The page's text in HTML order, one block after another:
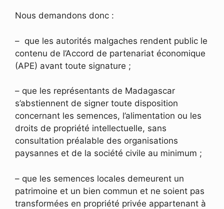
Nous demandons donc :
– que les autorités malgaches rendent public le
contenu de l’Accord de partenariat économique
(APE) avant toute signature ;
– que les représentants de Madagascar
s’abstiennent de signer toute disposition
concernant les semences, l’alimentation ou les
droits de propriété intellectuelle, sans
consultation préalable des organisations
paysannes et de la société civile au minimum ;
– que les semences locales demeurent un
patrimoine et un bien commun et ne soient pas
transformées en propriété privée appartenant à